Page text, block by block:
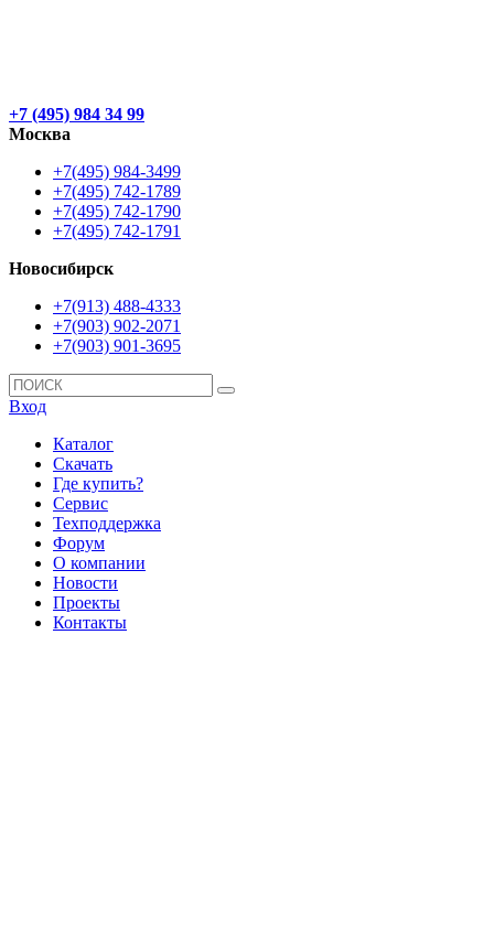
+7 (495) 984 34 99
Москва
+7(495) 984-3499
+7(495) 742-1789
+7(495) 742-1790
+7(495) 742-1791
Новосибирск
+7(913) 488-4333
+7(903) 902-2071
+7(903) 901-3695
Вход
Каталог
Скачать
Где купить?
Сервис
Техподдержка
Форум
О компании
Новости
Проекты
Контакты